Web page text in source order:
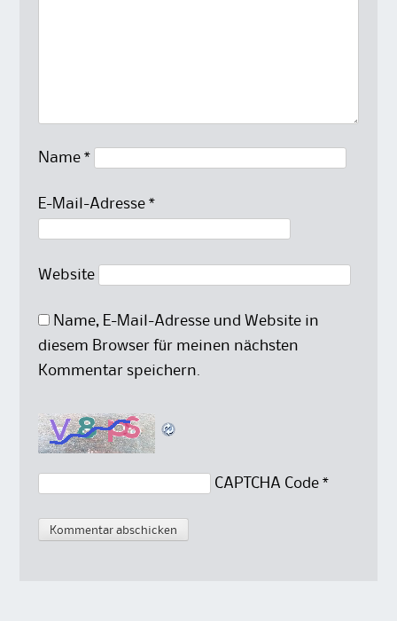
Name *
E-Mail-Adresse *
Website
Name, E-Mail-Adresse und Website in
diesem Browser für meinen nächsten
Kommentar speichern.
CAPTCHA Code*